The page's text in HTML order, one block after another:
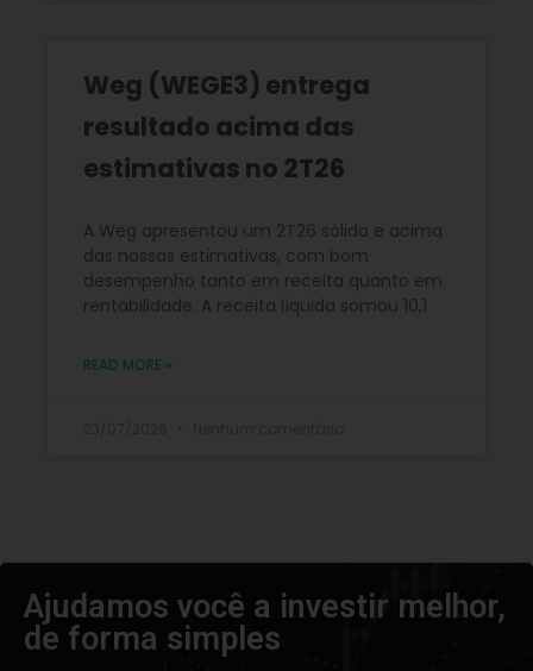
Weg (WEGE3) entrega
resultado acima das
estimativas no 2T26
A Weg apresentou um 2T26 sólido e acima
das nossas estimativas, com bom
desempenho tanto em receita quanto em
rentabilidade. A receita líquida somou 10,1
READ MORE »
Ajudamos você a investir melhor,
de forma simples​